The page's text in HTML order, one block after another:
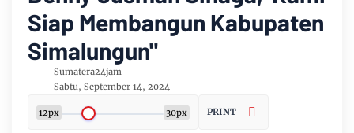
Siap Membangun Kabupaten
Simalungun"
Sumatera24jam
Sabtu, September 14, 2024
12px 30px PRINT